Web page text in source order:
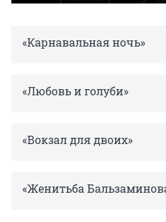
«Карнавальная ночь»
«Любовь и голуби»
«Вокзал для двоих»
«Женитьба